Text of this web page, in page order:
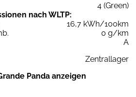
4 (Green)
nach WLTP:
16,7 kWh/100km
0 g/km
A
Zentrallager
Panda anzeigen